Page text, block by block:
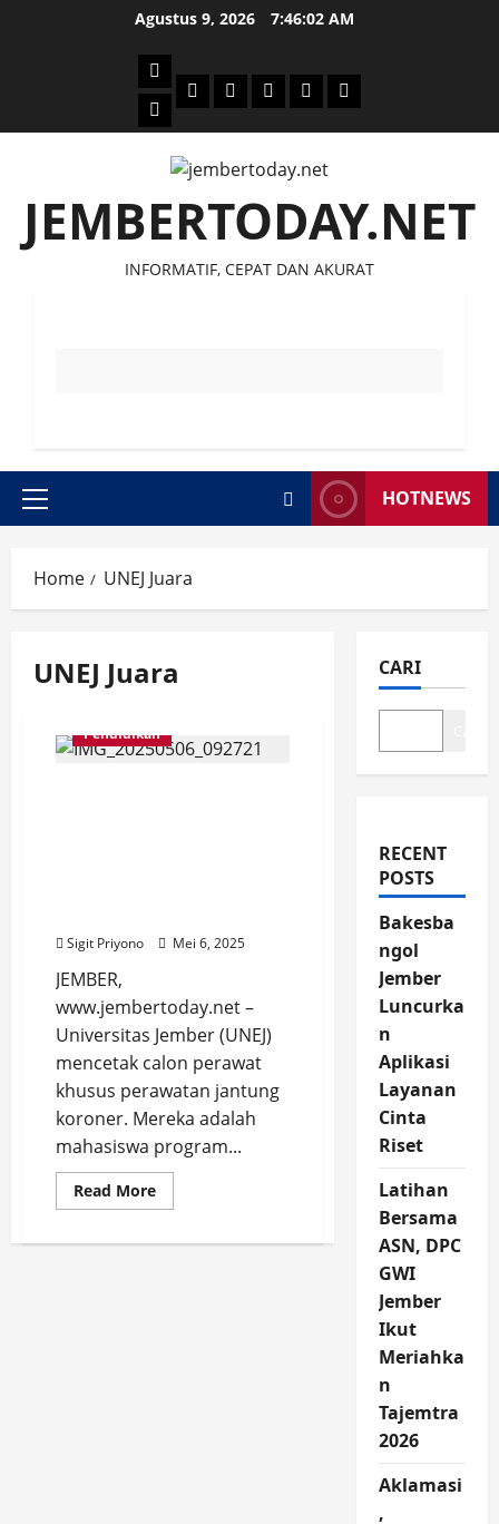
Agustus 9, 2026 7:46:02 AM
Beranda
News
PolitikOtomotifEkonomiSosialtentang
JEMBERTODAY.NET
INFORMATIF, CEPAT DAN AKURAT
Primary
HOTNEWS
Home UNEJ Juara
UNEJ Juara
Pendidikan
Sigit Priyono Mei 6, 2025
JEMBER,
www.jembertoday.net –
Universitas Jember (UNEJ)
mencetak calon perawat
khusus perawatan jantung
koroner. Mereka adalah
mahasiswa program...
Read MoreRead
more
Cetak
CARI
RECENT
POSTS
Bakesba
ngol
Jember
Luncurka
n
Aplikasi
Layanan
Cinta
Riset
Latihan
Bersama
ASN, DPC
GWI
Jember
Ikut
Meriahka
n
Tajemtra
2026
Aklamasi
,